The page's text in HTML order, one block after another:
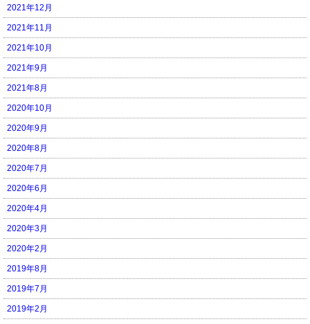
2021年12月
2021年11月
2021年10月
2021年9月
2021年8月
2020年10月
2020年9月
2020年8月
2020年7月
2020年6月
2020年4月
2020年3月
2020年2月
2019年8月
2019年7月
2019年2月